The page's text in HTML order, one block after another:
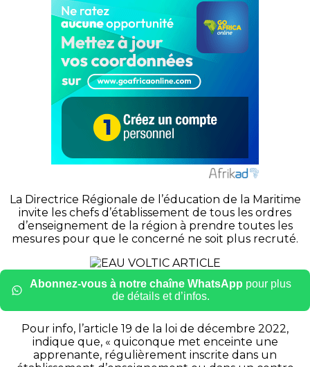
La Directrice Régionale de l’éducation de la Maritime
invite les chefs d’établissement de tous les ordres
d’enseignement de la région à prendre toutes les
mesures pour que le concerné ne soit plus recruté.
Abonnez-vous à notre chaîne WhatsApp pour plus
de détails et d’infos.
Pour info, l’article 19 de la loi de décembre 2022,
indique que, « quiconque met enceinte une
apprenante, régulièrement inscrite dans un